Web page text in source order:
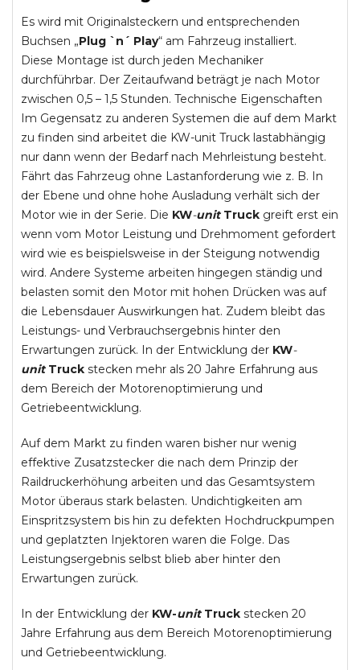
Es wird mit Originalsteckern und entsprechenden
Buchsen „Plug `n´ Play“ am Fahrzeug installiert.
Diese Montage ist durch jeden Mechaniker
durchführbar. Der Zeitaufwand beträgt je nach Motor
zwischen 0,5 – 1,5 Stunden. Technische Eigenschaften
Im Gegensatz zu anderen Systemen die auf dem Markt
zu finden sind arbeitet die KW-unit Truck lastabhängig
nur dann wenn der Bedarf nach Mehrleistung besteht.
Fährt das Fahrzeug ohne Lastanforderung wie z. B. In
der Ebene und ohne hohe Ausladung verhält sich der
Motor wie in der Serie. Die KW-unit Truck greift erst ein
wenn vom Motor Leistung und Drehmoment gefordert
wird wie es beispielsweise in der Steigung notwendig
wird. Andere Systeme arbeiten hingegen ständig und
belasten somit den Motor mit hohen Drücken was auf
die Lebensdauer Auswirkungen hat. Zudem bleibt das
Leistungs- und Verbrauchsergebnis hinter den
Erwartungen zurück. In der Entwicklung der KW-
unit Truck stecken mehr als 20 Jahre Erfahrung aus
dem Bereich der Motorenoptimierung und
Getriebeentwicklung.
Auf dem Markt zu finden waren bisher nur wenig
effektive Zusatzstecker die nach dem Prinzip der
Raildruckerhöhung arbeiten und das Gesamtsystem
Motor überaus stark belasten. Undichtigkeiten am
Einspritzsystem bis hin zu defekten Hochdruckpumpen
und geplatzten Injektoren waren die Folge. Das
Leistungsergebnis selbst blieb aber hinter den
Erwartungen zurück.
In der Entwicklung der KW-unitTruck stecken 20
Jahre Erfahrung aus dem Bereich Motorenoptimierung
und Getriebeentwicklung.